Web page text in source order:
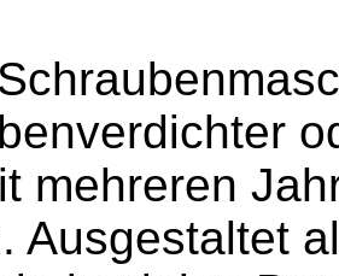
mehreren
Ausgestaltet